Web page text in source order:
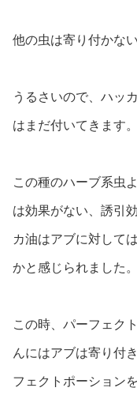
他の虫は寄り付かな
うるさいので、ハッ
はまだ付いてきます。
この種のハーブ系虫
は効果がない、誘引
カ油はアブに対して
かと感じられました。
この時、パーフェク
んにはアブは寄り付
フェクトポーション